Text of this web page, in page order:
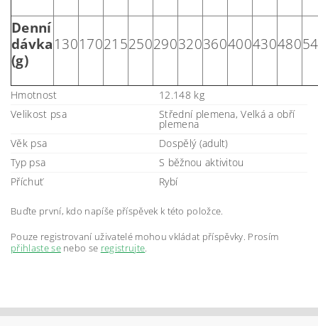
Denní
dávka
(g)
130170215250290320360400430480
Hmotnost
12.148 kg
Velikost psa
Střední plemena, Velká a obří
plemena
Věk psa
Dospělý (adult)
Typ psa
S běžnou aktivitou
Příchuť
Rybí
Buďte první, kdo napíše příspěvek k této položce.
Pouze registrovaní uživatelé mohou vkládat příspěvky. Prosím
přihlaste senebo se registrujte.